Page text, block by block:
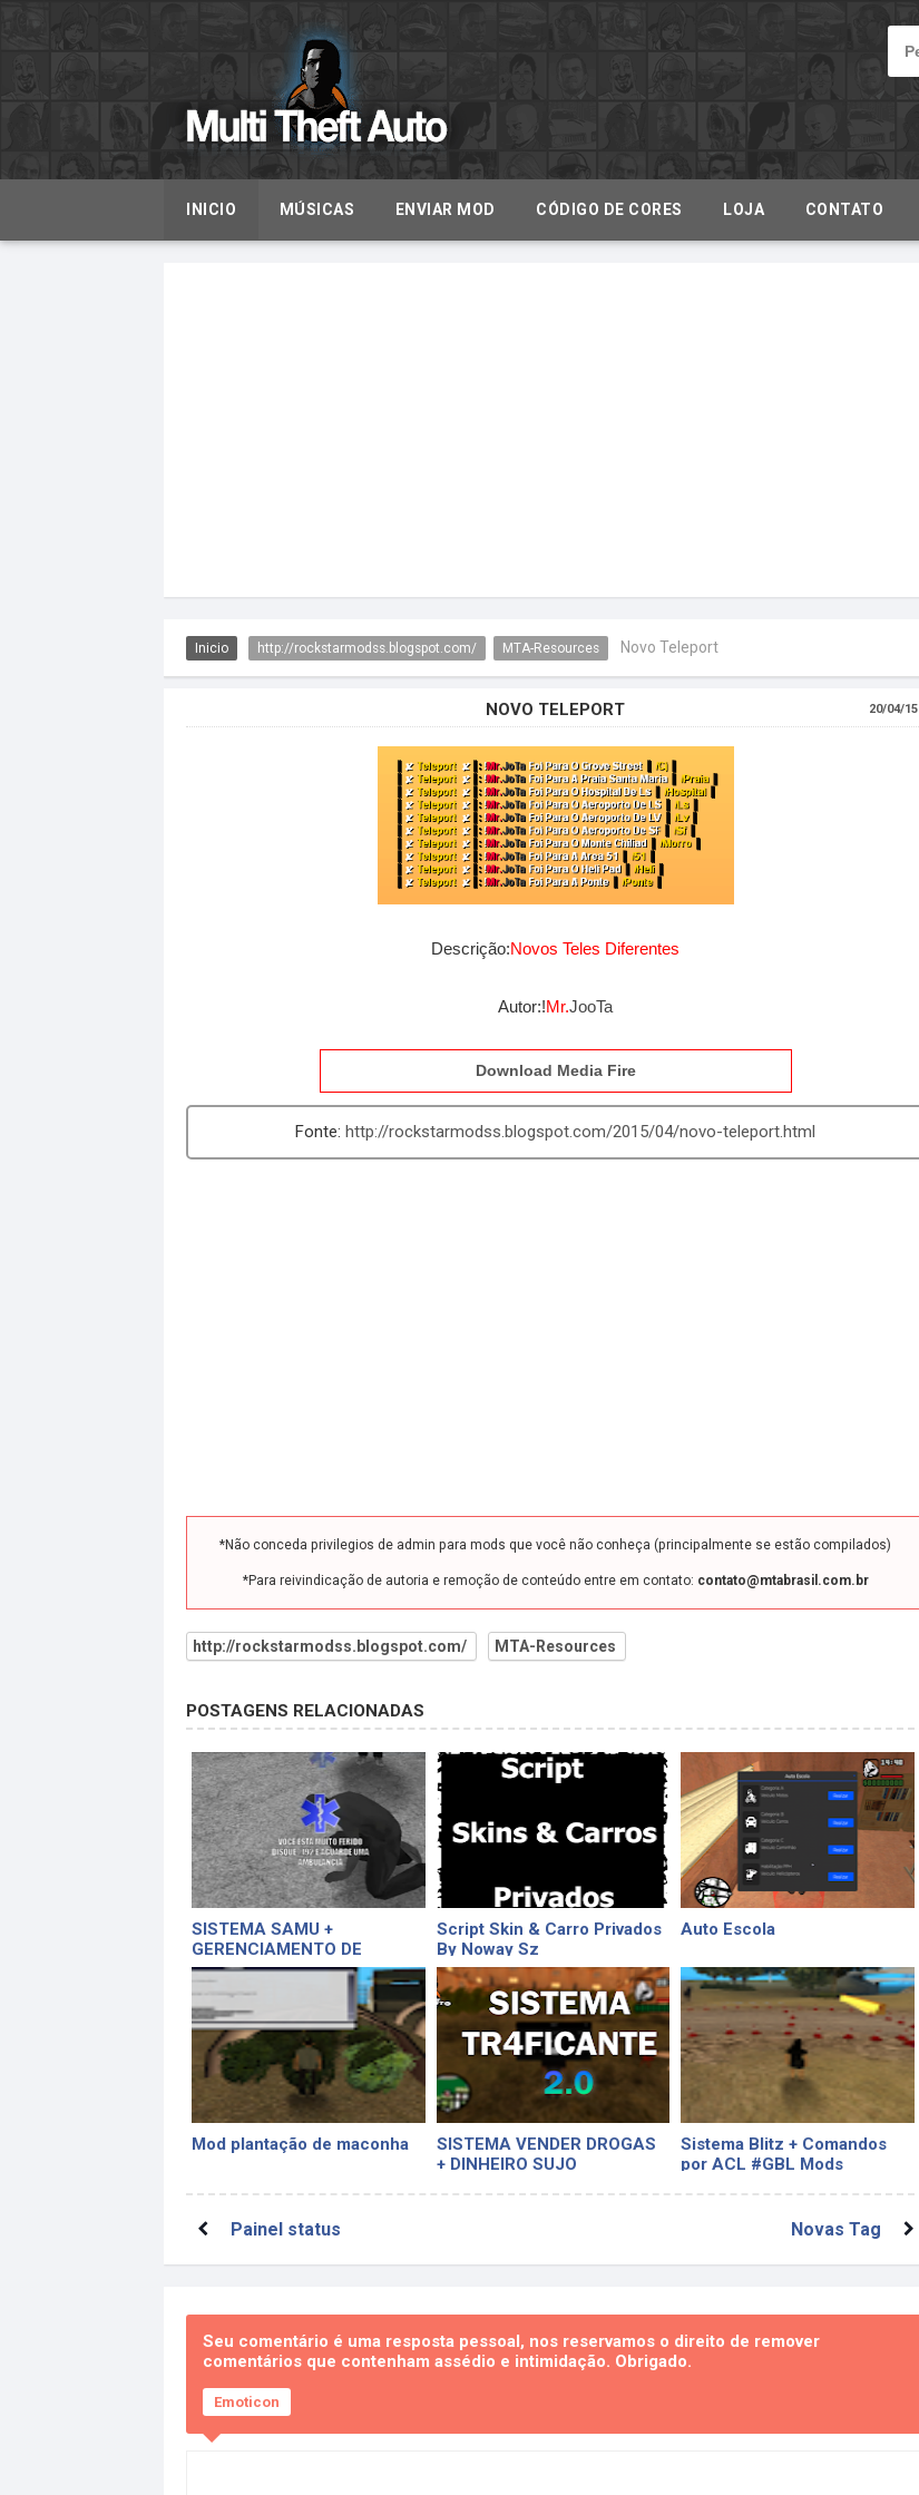
INICIO MÚSICAS ENVIAR MOD CÓDIGO DE CORES LOJA CONTATO
Inicio http://rockstarmodss.blogspot.com/ MTA-Resources Novo Teleport
NOVO TELEPORT 20/04/15
Descrição:Novos Teles Diferentes
Autor:!Mr.JooTa
Download Media Fire
http://rockstarmodss.blogspot.com/2015/04/novo-teleport.html
*Não conceda privilegios de admin para mods que você não conheça (principalmente se estão compilados)
*Para reivindicação de autoria e remoção de conteúdo entre em contato: contato@mtabrasil.com.br
http://rockstarmodss.blogspot.com/ MTA-Resources
POSTAGENS RELACIONADAS
SISTEMA SAMU +
GERENCIAMENTO DE
CHAMADAS
Script Skin & Carro Privados
By Noway Sz
Auto Escola
Mod plantação de maconha
SISTEMA VENDER DROGAS
+ DINHEIRO SUJO
Sistema Blitz + Comandos
por ACL #GBL Mods
Painel status Novas Tag
Seu comentário é uma resposta pessoal, nos reservamos o direito de remover
comentários que contenham assédio e intimidação. Obrigado.
Emoticon